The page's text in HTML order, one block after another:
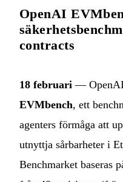
OpenAI
contracts
18 februari — OpenAI
EVMbench, ett
agenters förmåga att
utnyttja sårbarheter i
Benchmarket baseras